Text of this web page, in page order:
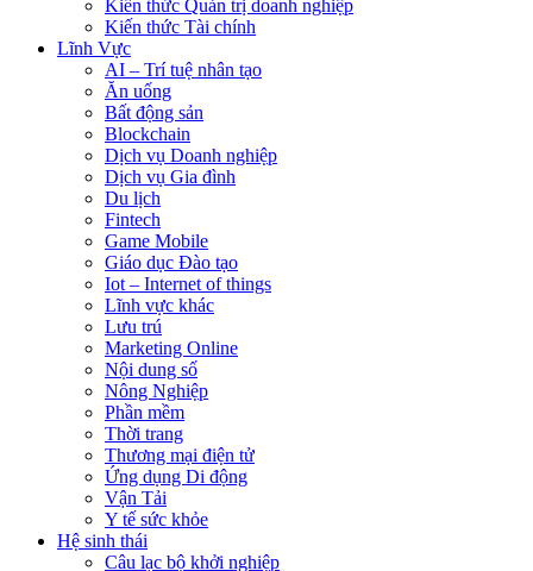
Kiến thức Quản trị doanh nghiệp
Kiến thức Tài chính
Lĩnh Vực
AI – Trí tuệ nhân tạo
Ăn uống
Bất động sản
Blockchain
Dịch vụ Doanh nghiệp
Dịch vụ Gia đình
Du lịch
Fintech
Game Mobile
Giáo dục Đào tạo
Iot – Internet of things
Lĩnh vực khác
Lưu trú
Marketing Online
Nội dung số
Nông Nghiệp
Phần mềm
Thời trang
Thương mại điện tử
Ứng dụng Di động
Vận Tải
Y tế sức khỏe
Hệ sinh thái
Câu lạc bộ khởi nghiệp